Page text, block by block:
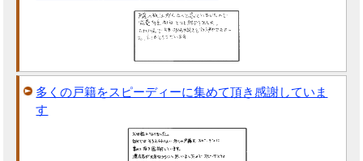
多くの戸籍をスピーディーに集めて頂き感謝していま
す